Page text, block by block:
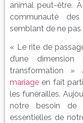
animal peut-être.
communauté
semblant de ne pas
« Le rite de
d’une
transformation »
mariage en fait
les funérailles.
notre besoin de
essentielles de